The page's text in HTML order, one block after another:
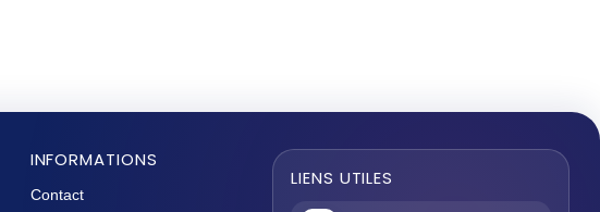
INFORMATIONS
Contact
LIENS UTILES